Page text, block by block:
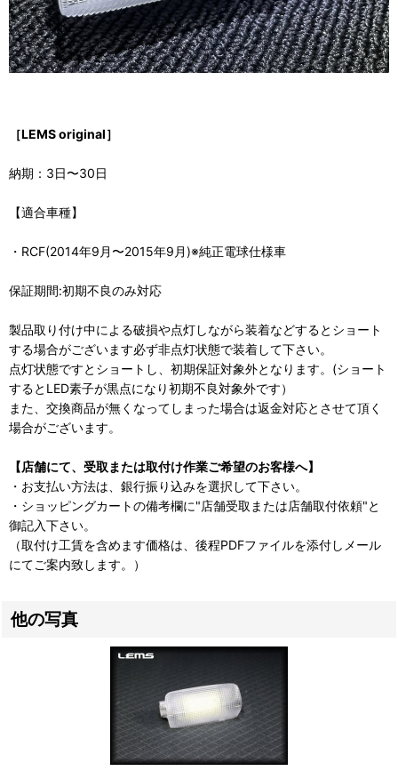
［LEMS original］
納期：3日〜30日
【適合車種】
・RCF(2014年9月〜2015年9月)※純正電球仕様車
保証期間:初期不良のみ対応
製品取り付け中による破損や点灯しながら装着などするとショート
する場合がございます必ず非点灯状態で装着して下さい。
点灯状態ですとショートし、初期保証対象外となります。(ショート
するとLED素子が黒点になり初期不良対象外です）
また、交換商品が無くなってしまった場合は返金対応とさせて頂く
場合がございます。
【店舗にて、受取または取付け作業ご希望のお客様へ】
・お支払い方法は、銀行振り込みを選択して下さい。
・ショッピングカートの備考欄に"店舗受取または店舗取付依頼"と
御記入下さい。
（取付け工賃を含めます価格は、後程PDFファイルを添付しメール
にてご案内致します。）
他の写真